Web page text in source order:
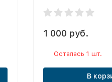
1 000 руб.
Осталась 1 шт.
В